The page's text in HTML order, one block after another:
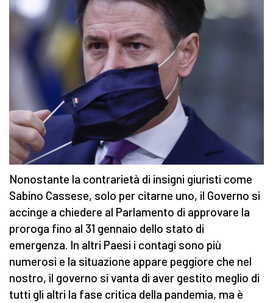
Nonostante la contrarietà di insigni giuristi come
Sabino Cassese, solo per citarne uno, il Governo si
accinge a chiedere al Parlamento di approvare la
proroga fino al 31 gennaio dello stato di
emergenza. In altri Paesi i contagi sono più
numerosi e la situazione appare peggiore che nel
nostro, il governo si vanta di aver gestito meglio di
tutti gli altri la fase critica della pandemia, ma è